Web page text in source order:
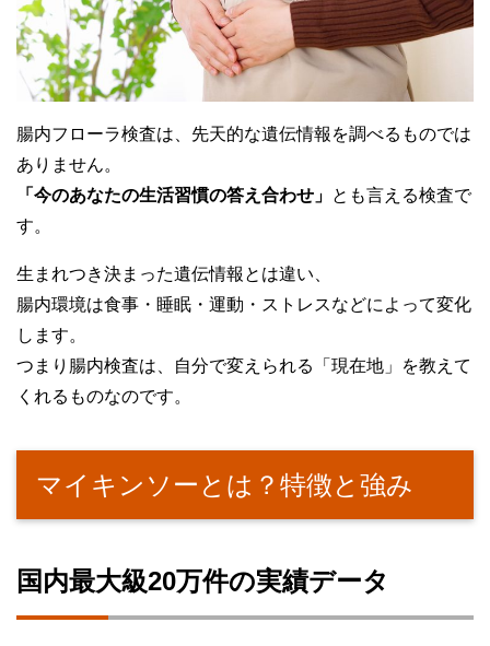
腸内フローラ検査は、先天的な遺伝情報を調べるものでは
ありません。
「今のあなたの生活習慣の答え合わせ」 とも言える検査で
す。
生まれつき決まった遺伝情報とは違い、
腸内環境は食事・睡眠・運動・ストレスなどによって変化
します。
つまり腸内検査は、自分で変えられる「現在地」を教えて
くれるものなのです。
マイキンソーとは？特徴と強み
国内最大級20万件の実績データ